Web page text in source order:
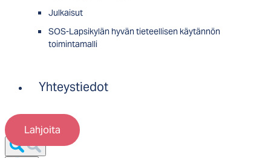
Julkaisut
SOS-Lapsikylän hyvän tieteellisen käytännön
toimintamalli
Yhteystiedot
Lahjoita